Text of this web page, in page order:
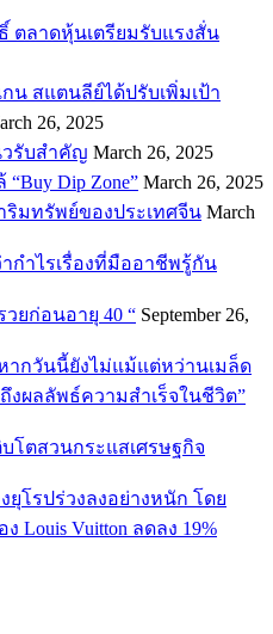
ตลาดหุ้นเตรียมรับแรงสั่น
น สแตนลีย์ได้ปรับเพิ่มเป้า
26, 2025
วรับสำคัญ March 26, 2025
Dip Zone” March 26, 2025
มทรัพย์ของประเทศจีน March
กำไรเรื่องที่มืออาชีพรู้กัน
ยก่อนอายุ 40 “ September 26,
ากวันนี้ยังไม่แม้แต่หว่านเมล็ด
ผลลัพธ์ความสำเร็จในชีวิต”
โตสวนกระแสเศรษฐกิจ
โรปร่วงลงอย่างหนัก โดย
Louis Vuitton ลดลง 19%